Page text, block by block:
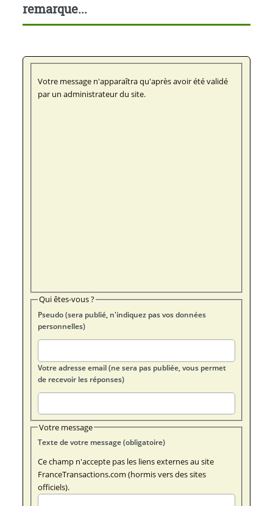
remarque...
Votre message n'apparaîtra qu'après avoir été validé
par un administrateur du site.
Qui êtes-vous ?
Pseudo (sera publié, n'indiquez pas vos données
personnelles)
Votre adresse email (ne sera pas publiée, vous permet
de recevoir les réponses)
Votre message
Texte de votre message (obligatoire)
Ce champ n'accepte pas les liens externes au site
FranceTransactions.com (hormis vers des sites
officiels).